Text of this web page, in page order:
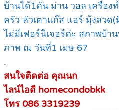
บ้านได้1คัน ม่าน วอล เครื่อง
ครัว หัวเตาแก๊ส แอร์ มุ้งลวด(
ไม่มีเฟอร์นิเจอร์ค่ะ สภาพบ้า
ภาพ ณ วันที่1 เมษ 67
.
สนใจติดต่อ คุณนก
ไลน์ไอดี homecondobkk
โทร 086 3319239